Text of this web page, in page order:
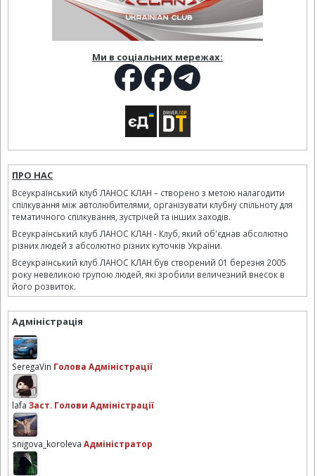
Ми в соціальних мережах:
ПРО НАС
Всеукраїнський клуб ЛАНОС КЛАН – створено з метою налагодити
спілкування між автолюбителями, організувати клубну спільноту для
тематичного спілкування, зустрічей та інших заходів.
Всеукраїнський клуб ЛАНОС КЛАН - Клуб, який об'єднав абсолютно
різних людей з абсолютно різних куточків України.
Всеукраїнський клуб ЛАНОС КЛАН був створений 01 березня 2005
року невеликою групою людей, які зробили величезний внесок в
його розвиток.
Адміністрація
SeregaVin Голова Адміністрації
lafa Заст. Голови Адміністрації
snigova_koroleva Адміністратор